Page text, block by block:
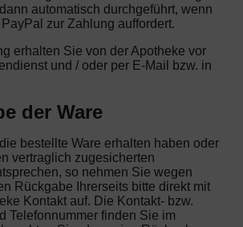
automatisch durchgeführt, wenn
zur Zahlung auffordert.
erhalten Sie von der Apotheke vor
und / oder per E-Mail bzw. in
der Ware
bestellte Ware erhalten haben oder
vertraglich zugesicherten
so nehmen Sie wegen
Rückgabe Ihrerseits bitte direkt mit
Kontakt auf. Die Kontakt- bzw.
Telefonnummer finden Sie im